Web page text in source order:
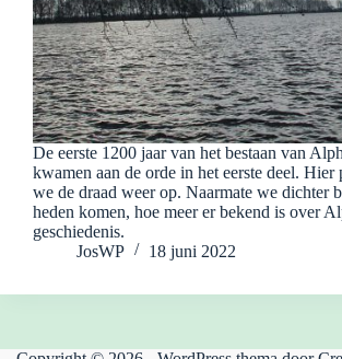
De eerste 1200 jaar van het bestaan van
kwamen aan de orde in het eerste deel. Hier
we de draad weer op. Naarmate we dichter
heden komen, hoe meer er bekend is over
geschiedenis.
JosWP
18 juni 2022